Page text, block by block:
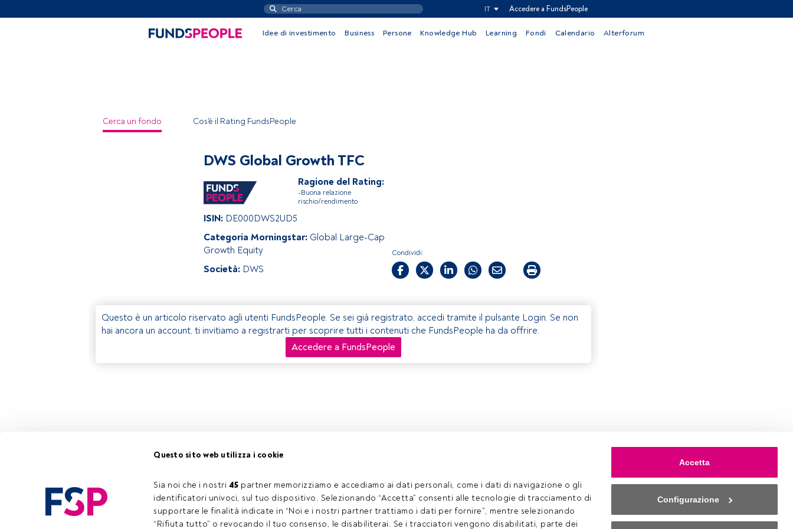
Questo sito web utilizza i cookie
Sia noi che i nostri 45 partner memorizziamo e accediamo ai dati personali, come i dati di navigazione o gli
identificatori univoci, sul tuo dispositivo. Selezionando “Accetta” consenti alle tecnologie di tracciamento di
supportare le finalità indicate in “Noi e i nostri partner trattiamo i dati per fornire”, mentre selezionando
“Rifiuta tutto” o revocando il tuo consenso, le disabiliterai. Se i tracciatori vengono disabilitati, parte dei
Accetta
Configurazione
IT Accedere a FundsPeople
Idee di investimento Business Persone Knowledge Hub Learning Fondi Calendario Alterforum
Cerca un fondo Cos'è il Rating FundsPeople
DWS Global Growth TFC
Ragione del Rating:
-Buona relazione
rischio/rendimento
ISIN: DE000DWS2UD5
Categoria Morningstar: Global Large-Cap
Growth Equity
Società: DWS
Condividi:
Questo è un articolo riservato agli utenti FundsPeople. Se sei già registrato, accedi tramite il pulsante Login. Se non
hai ancora un account, ti invitiamo a registrarti per scoprire tutti i contenuti che FundsPeople ha da offrire.
Accedere a FundsPeople